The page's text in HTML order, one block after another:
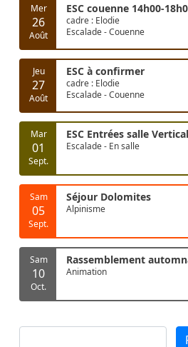
Mer
26
Août
ESC couenne 14h00-
cadre : Elodie
Escalade - Couenne
Jeu
27
Août
ESC à confirmer
cadre : Elodie
Escalade - Couenne
Mar
01
Sept.
ESC Entrées salle
Escalade - En salle
Sam
05
Sept.
Séjour Dolomites
Alpinisme
Sam
10
Oct.
Rassemblement
Animation
Rechercher